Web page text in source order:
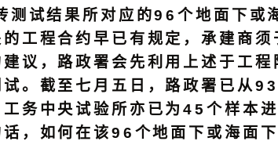
结果所对应的96个地面下或
工程合约早已有规定，承建商
议，路政署会先利用上述于工
。截至七月五日，路政署已从
务中央试验所亦已为45个样本
，如何在该96个地面下或海面